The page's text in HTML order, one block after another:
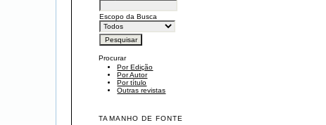
Escopo da Busca
Procurar
Por Edição
Por Autor
Por título
Outras revistas
TAMANHO DE FONTE